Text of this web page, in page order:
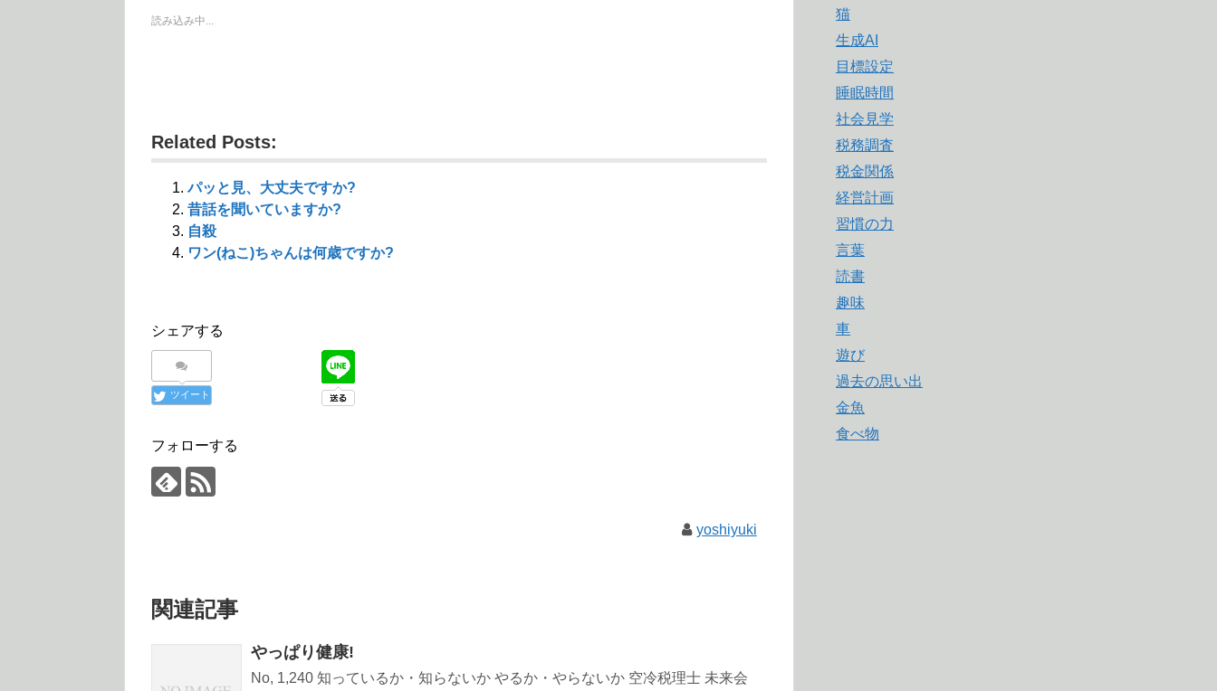
t
t
ウ
ィ
ド
で
開
き
ま
す
)
有
て
く
さ
(
新
し
い
ウ
ィ
ン
ド
す
ィ
ド
で
開
き
ま
読み込み中...
Related Posts:
パッと見、大丈夫ですか?
昔話を聞いていますか?
自殺
ワン(ねこ)ちゃんは何歳ですか?
シェアする
ツイート
フォローする
yoshiyuki
関連記事
やっぱり健康!
No, 1,240 知っているか・知らないか やるか・やらないか 空冷税理士 未来会
猫
生成AI
目標設定
睡眠時間
社会見学
税務調査
税金関係
経営計画
習慣の力
言葉
読書
趣味
車
遊び
過去の思い出
金魚
食べ物